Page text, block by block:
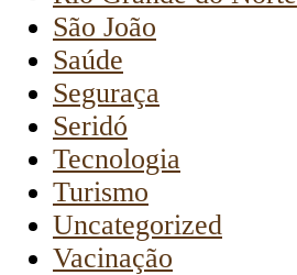
São João
Saúde
Seguraça
Seridó
Tecnologia
Turismo
Uncategorized
Vacinação